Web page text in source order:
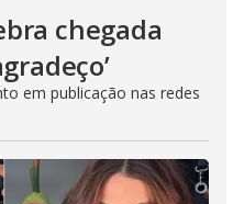
chegada
em publicação nas redes